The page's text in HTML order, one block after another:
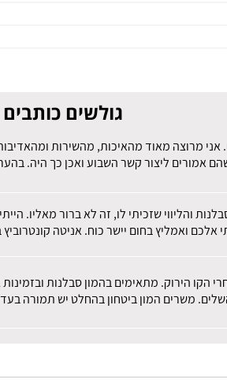
גולשים כותבים
מרוצה מאוד מהאיכות, מהשירות
אמורים ליצור קשר השבוע ואכן כך היה.
והליווי שזכיתי לו, זה לא ברור מאליו.
ואמליץ בחום יישר כוח. אניטה
הקו הירוק. מתאימים בהמון סבלנות
משרים המון ביטחון בהחלט יש תמורה